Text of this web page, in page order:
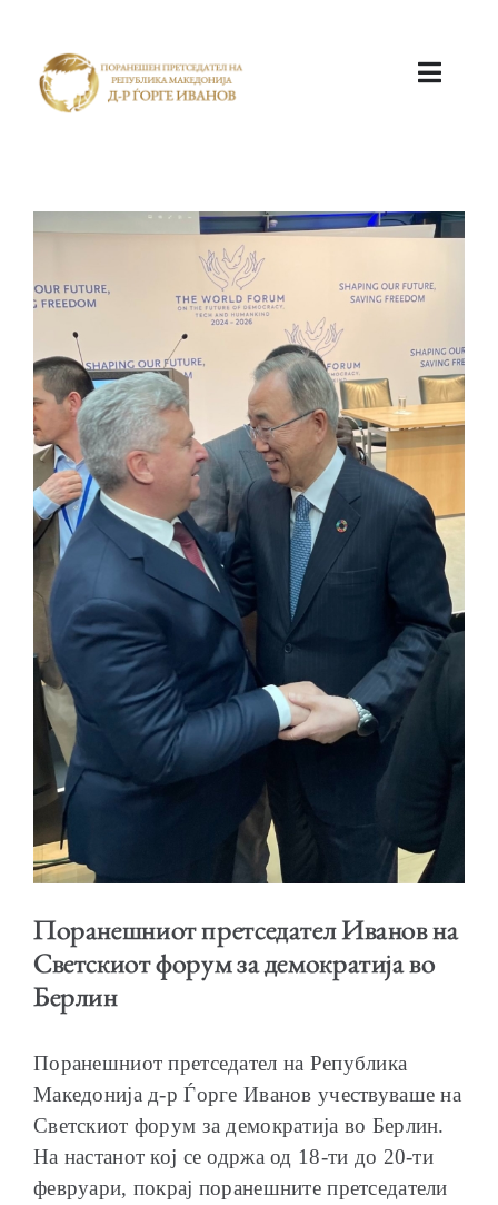
КАБИНЕТ
АКТИВНОСТИ
ОБРАЌАЊА
ШКОЛА ЗА МЛАДИ ЛИДЕРИ
ПРМ 2009-2019
Поранешниот претседател Иванов на
Светскиот форум за демократија во
Берлин
Поранешниот претседател на Република
Македонија д-р Ѓорге Иванов учествуваше на
Светскиот форум за демократија во Берлин.
На настанот кој се одржа од 18-ти до 20-ти
февруари, покрај поранешните претседатели